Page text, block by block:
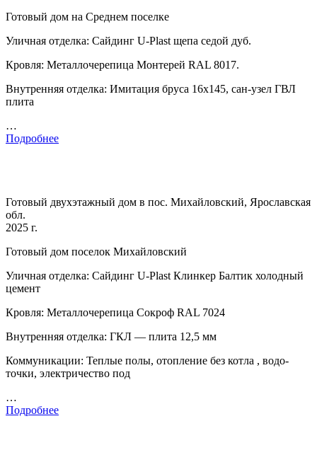
Готовый дом на Среднем поселке
Уличная отделка: Сайдинг U-Plast щепа седой дуб.
Кровля: Металлочерепица Монтерей RAL 8017.
Внутренняя отделка: Имитация бруса 16х145, сан-узел ГВЛ
плита
…
Подробнее
Готовый двухэтажный дом в пос. Михайловский, Ярославская
обл.
2025 г.
Готовый дом поселок Михайловский
Уличная отделка: Сайдинг U-Plast Клинкер Балтик холодный
цемент
Кровля: Металлочерепица Сокроф RAL 7024
Внутренняя отделка: ГКЛ — плита 12,5 мм
Коммуникации: Теплые полы, отопление без котла , водо-
точки, электричество под
…
Подробнее